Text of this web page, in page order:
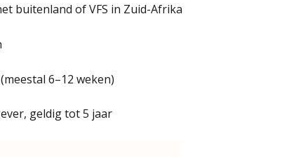
buitenland of VFS in Zuid-Afrika
6–12 weken)
geldig tot 5 jaar